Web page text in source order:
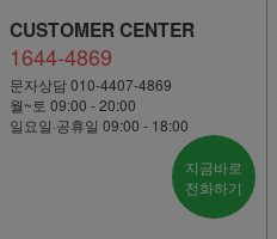
CUSTOMER CENTER
1644-4869
문자상담 010-4407-4869
월~토 09:00 - 20:00
일요일·공휴일 09:00 - 18:00
지금바로
전화하기